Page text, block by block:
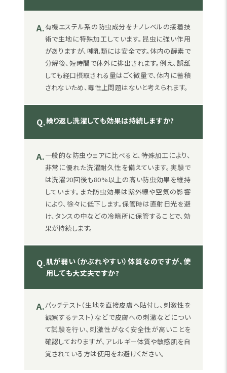
A.有機エステル系の防虫成分をナノレベルの接着技
術で生地に特殊加工しています。昆虫に強い作用
がありますが、哺乳類には安全です。体内の酵素で
分解後、短時間で体外に排出されます。例え、誤舐
しても経口摂取される量はごく微量で、体内に蓄積
されないため、毒性上問題はないと考えられます。
Q.繰り返し洗濯しても効果は持続しますか?
A.一般的な防虫ウェアに比べると、特殊加工により、
非常に優れた洗濯耐久性を備えています。実験で
は洗濯20回後も80%以上の高い防虫効果を維持
しています。また防虫効果は紫外線や空気の影響
により、徐々に低下します。保管時は直射日光を避
け、タンスの中などの冷暗所に保管することで、効
果が持続します。
Q.肌が弱い（かぶれやすい）体質なのですが、使
用しても大丈夫ですか?
A.パッチテスト（生地を直接皮膚へ貼付し、刺激性を
観察するテスト）などで皮膚への刺激などについ
て試験を行い、刺激性がなく安全性が高いことを
確認しておりますが、アレルギー体質や敏感肌を自
覚されている方は使用をお避けください。